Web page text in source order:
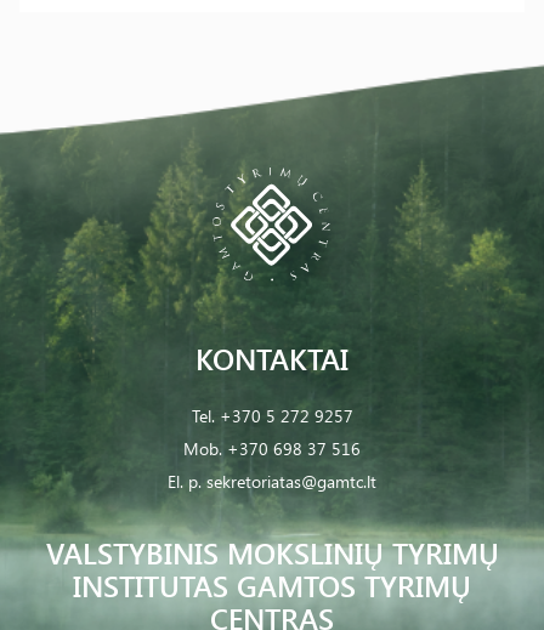
VALSTYBINIS MOKSLINIŲ TYRIMŲ
INSTITUTAS GAMTOS TYRIMŲ
CENTRAS
KONTAKTAI
Tel. +370 5 272 9257
Mob. +370 698 37 516
El. p. sekretoriatas@gamtc.lt